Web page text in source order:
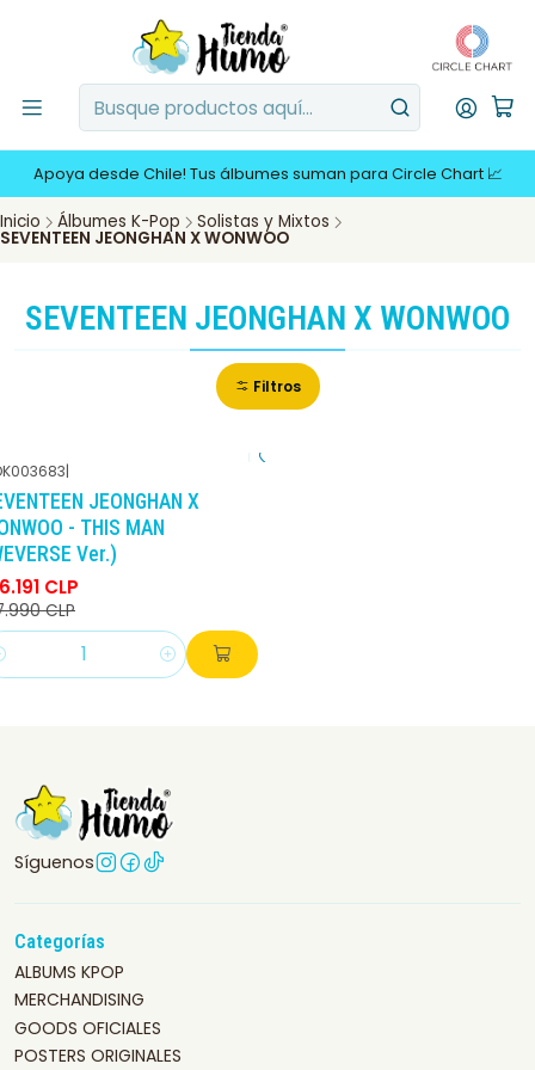
Apoya desde Chile! Tus álbumes suman para Circle Chart 📈
Inicio Álbumes K-Pop Solistas y Mixtos
SEVENTEEN JEONGHAN X WONWOO
SEVENTEEN JEONGHAN X WONWOO
Filtros
DCTO
|
JEONGHAN X
- THIS MAN
Ver.)
CLP
CLP
Síguenos
Categorías
ALBUMS KPOP
MERCHANDISING
GOODS OFICIALES
POSTERS ORIGINALES